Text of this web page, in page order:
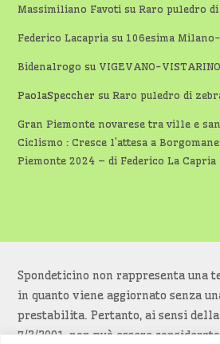
Massimiliano Favoti suRaro puledro
Federico Lacapria su 106esima
Bidenalrogo su VIGEVANO-VISTARINO
PaolaSpeccher suRaro puledro di
Gran Piemonte novarese tra ville e
Ciclismo : Cresce l’attesa a
Piemonte 2024 – di Federico La Capria
Spondeticino non rappresenta una
in quanto viene aggiornato senza
prestabilita. Pertanto, ai sensi della
7/3/2001, non può essere